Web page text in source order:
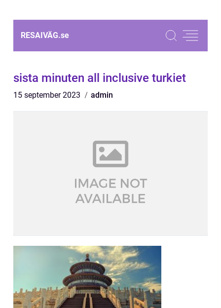
RESAIVÄG.se
sista minuten all inclusive turkiet
15 september 2023 admin